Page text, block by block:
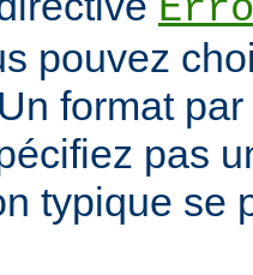
pouvez
format
pas
typique se